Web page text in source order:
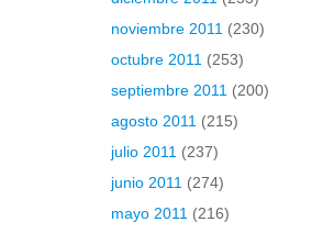
noviembre 2011 (230)
octubre 2011 (253)
septiembre 2011 (200)
agosto 2011 (215)
julio 2011 (237)
junio 2011 (274)
mayo 2011 (216)